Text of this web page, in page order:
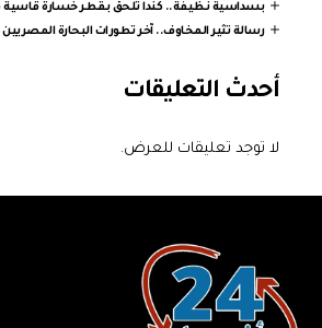
بسداسية نظيفة.. كندا تُلحق بقطر خسارة قاسية
رسالة تثير المخاوف.. آخر تطورات البحارة
أحدث التعليقات
لا توجد تعليقات للعرض.